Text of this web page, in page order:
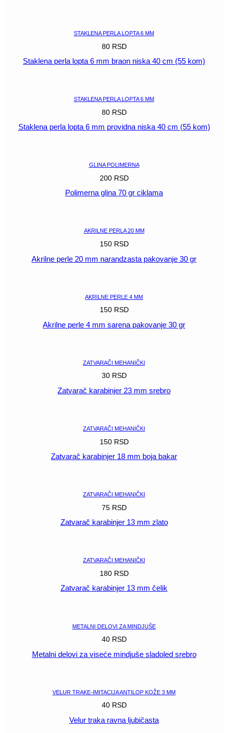
STAKLENA PERLA LOPTA 6 MM
80 RSD
Staklena perla lopta 6 mm braon niska 40 cm (55 kom)
STAKLENA PERLA LOPTA 6 MM
80 RSD
Staklena perla lopta 6 mm providna niska 40 cm (55 kom)
GLINA POLIMERNA
200 RSD
Polimerna glina 70 gr ciklama
AKRILNE PERLA 20 MM
150 RSD
Akrilne perle 20 mm narandzasta pakovanje 30 gr
AKRILNE PERLE 4 MM
150 RSD
Akrilne perle 4 mm sarena pakovanje 30 gr
ZATVARAČI MEHANIČKI
30 RSD
Zatvarač karabinjer 23 mm srebro
ZATVARAČI MEHANIČKI
150 RSD
Zatvarač karabinjer 18 mm boja bakar
ZATVARAČI MEHANIČKI
75 RSD
Zatvarač karabinjer 13 mm zlato
ZATVARAČI MEHANIČKI
180 RSD
Zatvarač karabinjer 13 mm čelik
METALNI DELOVI ZA MINDJUŠE
40 RSD
Metalni delovi za viseće mindjuše sladoled srebro
VELUR TRAKE-IMITACIJA ANTILOP KOŽE 3 MM
40 RSD
Velur traka ravna ljubičasta